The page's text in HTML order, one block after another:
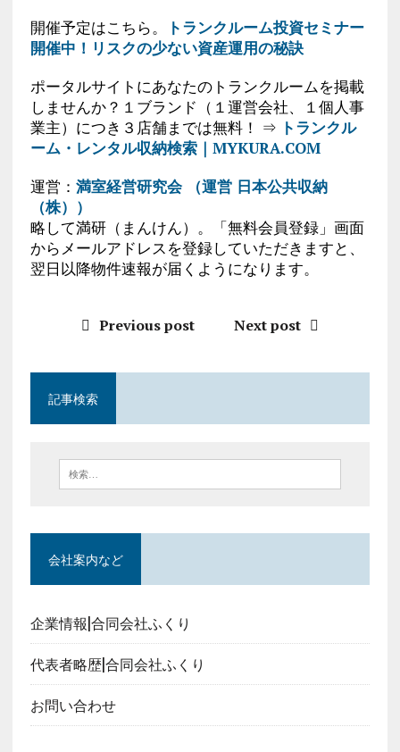
開催予定はこちら。
トランクルーム投資セミナー
開催中！リスクの少ない資産運用の秘訣
ポータルサイトにあなたのトランクルームを掲載
しませんか？１ブランド（１運営会社、１個人事
業主）につき３店舗までは無料！ ⇒ トランクル
ーム・レンタル収納検索｜MYKURA.COM
運営： 満室経営研究会 （運営 日本公共収納
（株））
略して満研（まんけん）。「無料会員登録」画面
からメールアドレスを登録していただきますと、
翌日以降物件速報が届くようになります。
Previous post Next post
記事検索
会社案内など
企業情報|合同会社ふくり
代表者略歴|合同会社ふくり
お問い合わせ